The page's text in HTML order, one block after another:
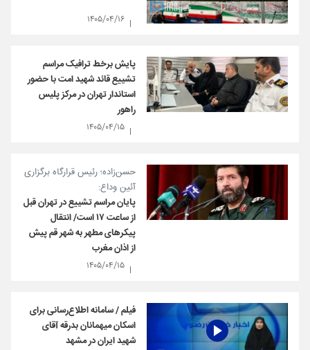
۱۴۰۵/۰۴/۱۶
پایش برخط ترافیک مراسم
تشییع قائد شهید امت با حضور
استاندار تهران در مرکز پلیس
راهور
۱۴۰۵/۰۴/۱۵
حسن‌زاده؛ رئیس قرارگاه برگزاری
آئین وداع:
پایان مراسم تشییع در تهران قبل
از ساعت ۱۷ است/ انتقال
پیکرهای مطهر به شهر قم پیش
از اذان مغرب
۱۴۰۵/۰۴/۱۵
فیلم / سامانه اطلاع‌رسانی برای
اسکان میهمانان بدرقه آقای
شهید ایران در مشهد